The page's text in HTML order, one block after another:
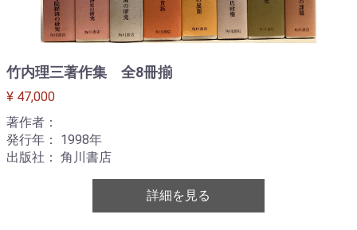
竹内理三著作集 全8冊揃
¥ 47,000
著作者：
発行年： 1998年
出版社： 角川書店
詳細を見る